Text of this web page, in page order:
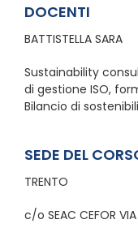
DOCENTI
BATTISTELLA SARA
Sustainability
di gestione ISO,
Bilancio di
SEDE DEL
TRENTO
c/o SEAC CEFOR VIA